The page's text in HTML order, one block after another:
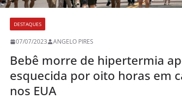
DESTAQUES
07/07/2023 ANGELO PIRES
Bebê morre de hipertermia
esquecida por oito horas em
nos EUA